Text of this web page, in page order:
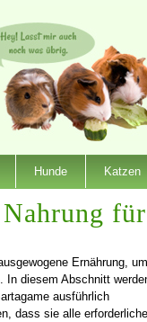
Hunde Katzen
für
Ernährung, um
In diesem Abschnitt
ausführlich
dass sie alle